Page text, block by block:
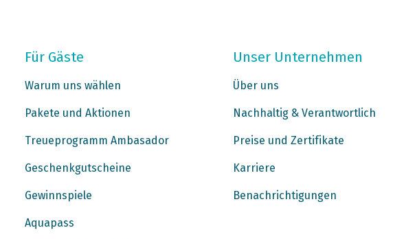
Für Gäste
Warum uns wählen
Pakete und Aktionen
Treueprogramm Ambasador
Geschenkgutscheine
Gewinnspiele
Aquapass
Unser Unternehmen
Über uns
Nachhaltig & Verantwortlich
Preise und Zertifikate
Karriere
Benachrichtigungen